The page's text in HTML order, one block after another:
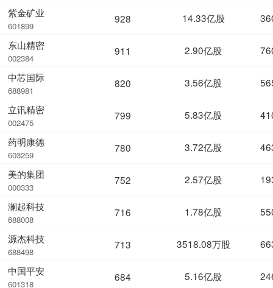
紫金矿业
601899
东山精密
002384
中芯国际
688981
立讯精密
002475
药明康德
603259
美的集团
000333
澜起科技
688008
源杰科技
688498
中国平安
601318
928 14.33亿股
911 2.90亿股
820 3.56亿股
799 5.83亿股
780 3.72亿股
752 2.57亿股
716 1.78亿股
713 3518.08万股
684 5.16亿股